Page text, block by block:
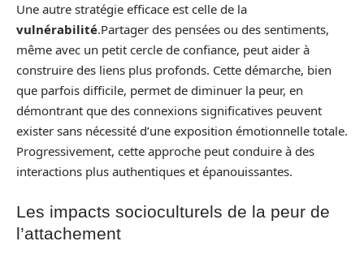
Une autre stratégie efficace est celle de la
vulnérabilité.Partager des pensées ou des sentiments,
même avec un petit cercle de confiance, peut aider à
construire des liens plus profonds. Cette démarche, bien
que parfois difficile, permet de diminuer la peur, en
démontrant que des connexions significatives peuvent
exister sans nécessité d’une exposition émotionnelle totale.
Progressivement, cette approche peut conduire à des
interactions plus authentiques et épanouissantes.
Les impacts socioculturels de la peur de
l’attachement